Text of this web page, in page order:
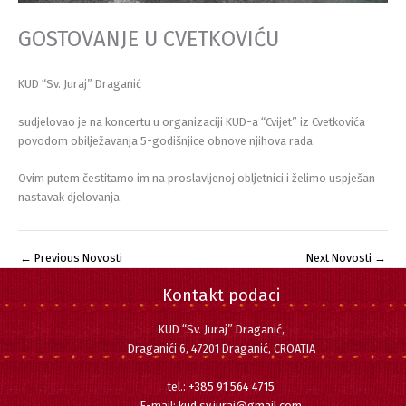
GOSTOVANJE U CVETKOVIĆU
KUD “Sv. Juraj” Draganić
sudjelovao je na koncertu u organizaciji KUD-a “Cvijet” iz Cvetkovića
povodom obilježavanja 5-godišnjice obnove njihova rada.
Ovim putem čestitamo im na proslavljenoj obljetnici i želimo uspješan
nastavak djelovanja.
← Previous Novosti Next Novosti →
Kontakt podaci
KUD “Sv. Juraj” Draganić,
Draganići 6, 47201 Draganić, CROATIA
tel.: +385 91 564 4715